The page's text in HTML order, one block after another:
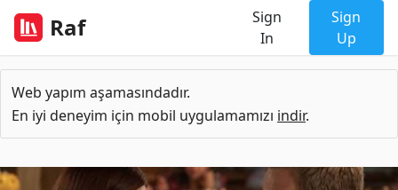
Raf
Sign
In
Sign
Up
Web yapım aşamasındadır.
En iyi deneyim için mobil uygulamamızı indir.